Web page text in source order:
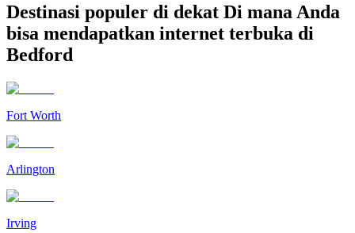
Destinasi populer di dekat Di mana Anda
bisa mendapatkan internet terbuka di
Bedford
Fort Worth
Arlington
Irving